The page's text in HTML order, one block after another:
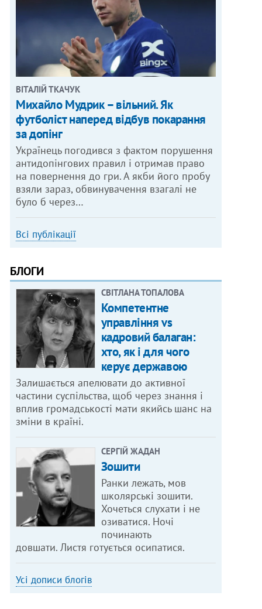
ВІТАЛІЙ ТКАЧУК
Михайло Мудрик – вільний. Як
футболіст наперед відбув покарання
за допінг
Українець погодився з фактом порушення
антидопінгових правил і отримав право
на повернення до гри. А якби його пробу
взяли зараз, обвинувачення взагалі не
було б через…
Всі публікації
БЛОГИ
СВІТЛАНА ТОПАЛОВА
Компетентне
управління vs
кадровий балаган:
хто, як і для чого
керує державою
Залишається апелювати до активної
частини суспільства, щоб через знання і
вплив громадськості мати якийсь шанс на
зміни в країні.
СЕРГІЙ ЖАДАН
Зошити
Ранки лежать, мов
школярські зошити.
Хочеться слухати і не
озиватися. Ночі
починають
довшати. Листя готується осипатися.
Усі дописи блогів